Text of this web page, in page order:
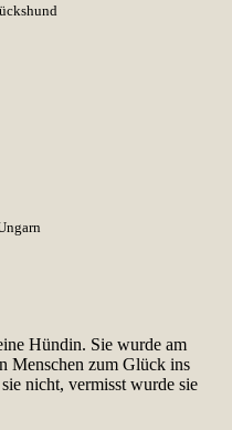
Hündin. Sie wurde am
Menschen zum Glück ins
nicht, vermisst wurde sie